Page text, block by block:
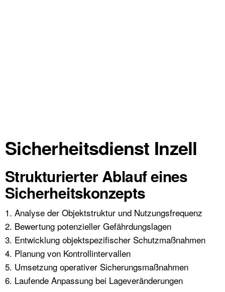
Sicherheitsdienst Inzell
Strukturierter Ablauf eines
Sicherheitskonzepts
1. Analyse der Objektstruktur und Nutzungsfrequenz
2. Bewertung potenzieller Gefährdungslagen
3. Entwicklung objektspezifischer Schutzmaßnahmen
4. Planung von Kontrollintervallen
5. Umsetzung operativer Sicherungsmaßnahmen
6. Laufende Anpassung bei Lageveränderungen